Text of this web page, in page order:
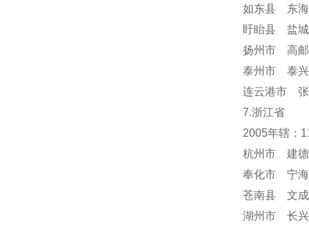
如东县 东
盱眙县 盐
扬州市 高
泰州市 泰
连云港市 张
7.浙江省
2005年辖：
杭州市 建
奉化市 宁
苍南县 文
湖州市 长